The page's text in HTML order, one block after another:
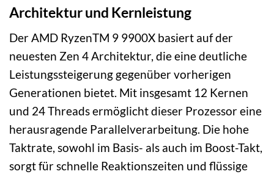
Architektur und Kernleistung
Der AMD RyzenTM 9 9900X basiert auf der
neuesten Zen 4 Architektur, die eine deutliche
Leistungssteigerung gegenüber vorherigen
Generationen bietet. Mit insgesamt 12 Kernen
und 24 Threads ermöglicht dieser Prozessor eine
herausragende Parallelverarbeitung. Die hohe
Taktrate, sowohl im Basis- als auch im Boost-Takt,
sorgt für schnelle Reaktionszeiten und flüssige